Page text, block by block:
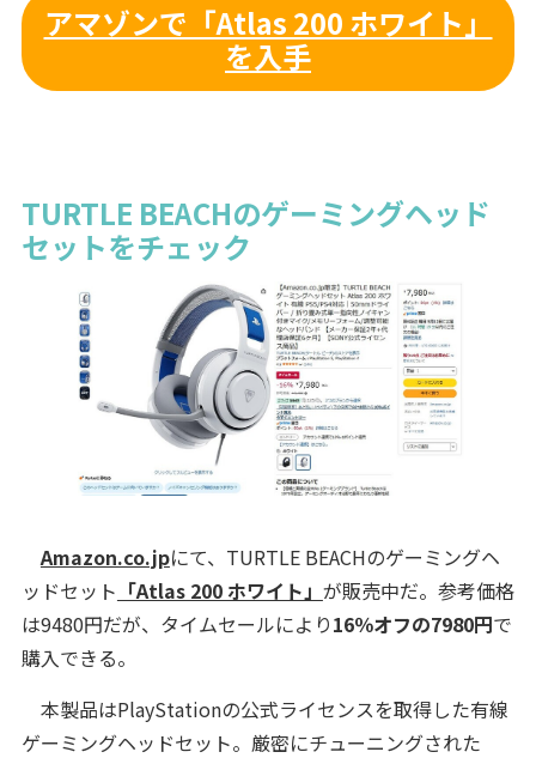
アマゾンで「Atlas 200 ホワイト」
を入手
TURTLE BEACHのゲーミングヘッド
セットをチェック
Amazon.co.jpにて、TURTLE BEACHのゲーミングヘ
ッドセット 「Atlas 200 ホワイト」 が販売中だ。参考価格
は9480円だが、タイムセールにより16％オフの7980円で
購入できる。
本製品はPlayStationの公式ライセンスを取得した有線
ゲーミングヘッドセット。厳密にチューニングされた